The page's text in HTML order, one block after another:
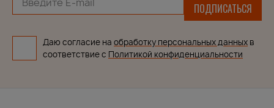
ПОДПИСАТЬСЯ
Даю согласие на обработку персональных данных в
соответствие с Политикой конфиденциальности